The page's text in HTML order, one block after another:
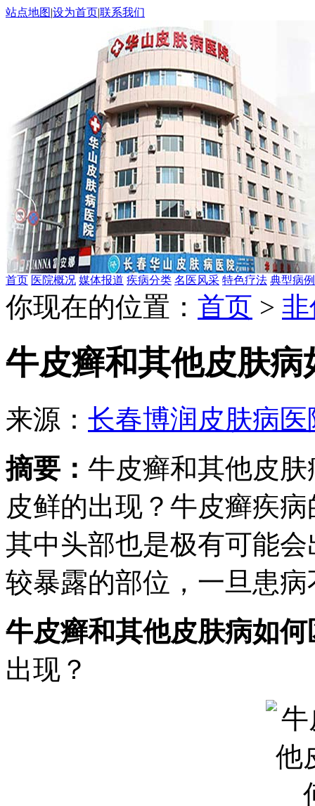
站点地图|设为首页|联系我们
首页 医院概况 媒体报道 疾病分类 名医风采 特色疗法 典型病例
你现在的位置： 首页 >
牛皮癣和其他皮肤病
来源： 长春博润皮肤病医
摘要： 牛皮癣和其他皮
皮鲜的出现？牛皮癣疾
其中头部也是极有可能
较暴露的部位，一旦患
牛皮癣和其他皮肤病如何
出现？